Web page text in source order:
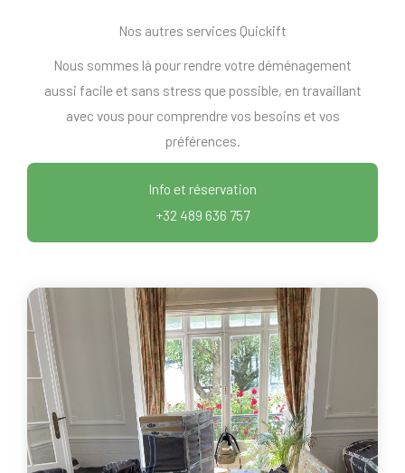
Nos autres services Quickift
Nous sommes là pour rendre votre déménagement
aussi facile et sans stress que possible, en travaillant
avec vous pour comprendre vos besoins et vos
préférences.
Info et réservation
+32 489 636 757